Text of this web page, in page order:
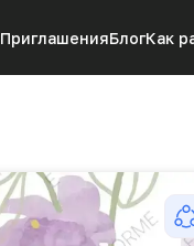
ПриглашенияБлогКак